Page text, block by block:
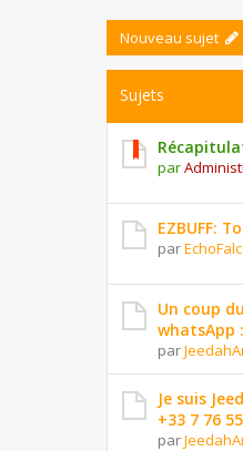
Nouveau sujet
Sujets
par
EZBUFF:
par
Un coup
whatsApp
par
Je suis
+33 7 76
par